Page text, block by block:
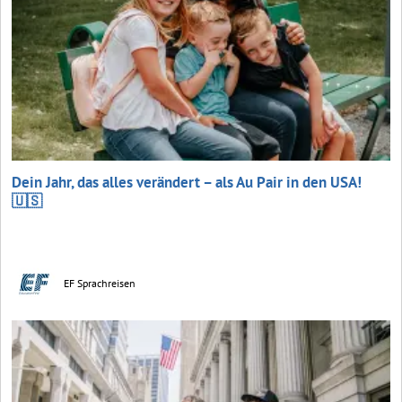
Dein Jahr, das alles verändert – als Au Pair in den USA!
🇺🇸
EF Sprachreisen